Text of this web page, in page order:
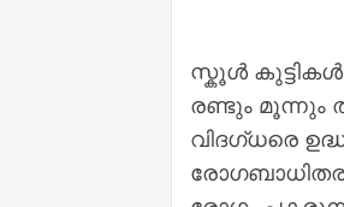
സ്കൂള്‍
രണ്ടും മൂന്നും
വിദഗ്ധരെ